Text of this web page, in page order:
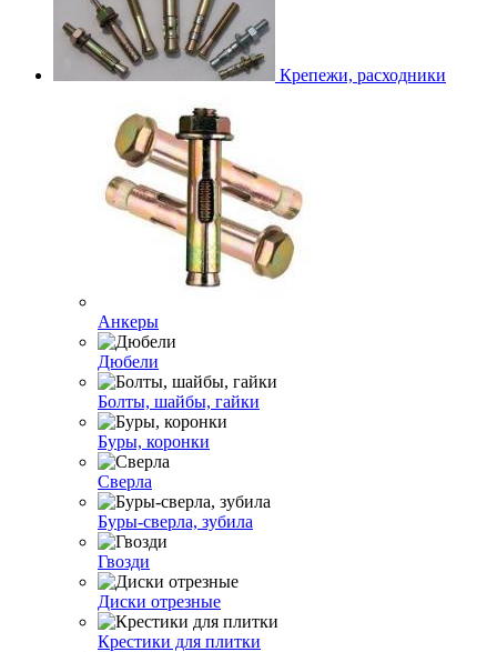
Крепежи, расходники
Анкеры
Дюбели
Болты, шайбы, гайки
Буры, коронки
Сверла
Буры-сверла, зубила
Гвозди
Диски отрезные
Крестики для плитки